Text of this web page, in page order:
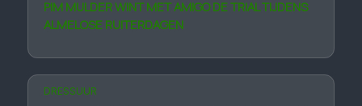
PIM MULDER WINT MET AMIGO DE TRIAL TIJDENS
ALMELOSE RUITERDAGEN
DRESSUUR